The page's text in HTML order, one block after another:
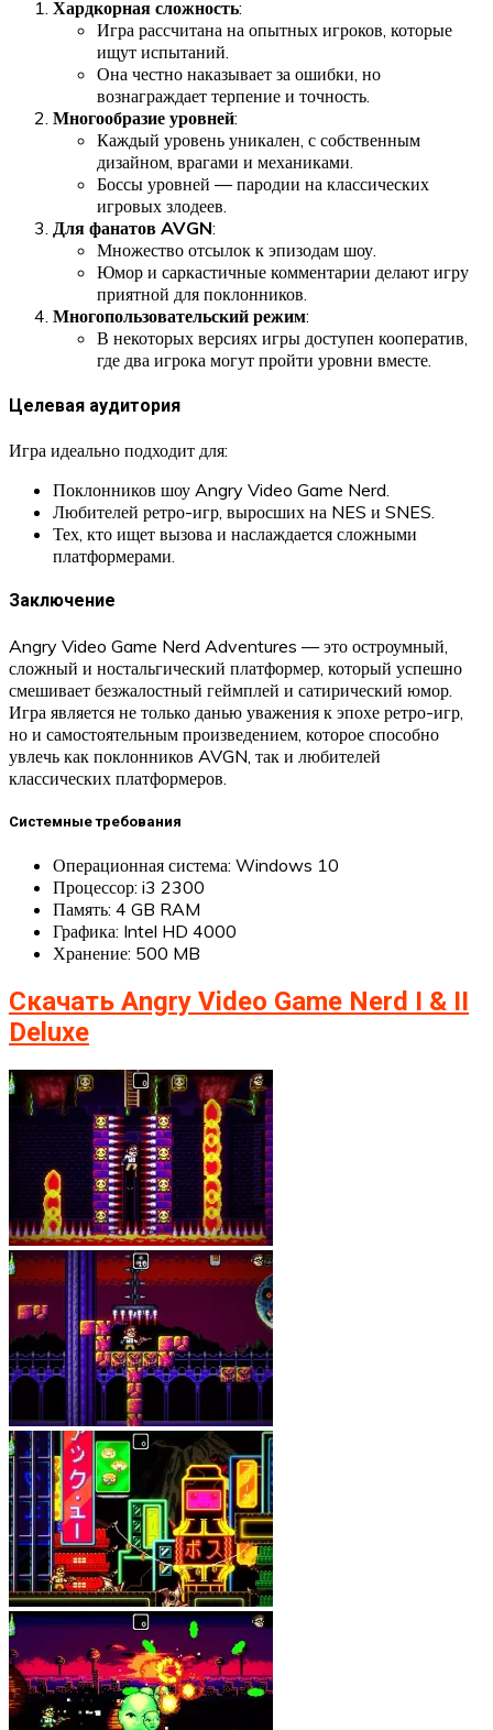
Хардкорная сложность:
Игра рассчитана на опытных игроков, которые
ищут испытаний.
Она честно наказывает за ошибки, но
вознаграждает терпение и точность.
Многообразие уровней:
Каждый уровень уникален, с собственным
дизайном, врагами и механиками.
Боссы уровней — пародии на классических
игровых злодеев.
Для фанатов AVGN:
Множество отсылок к эпизодам шоу.
Юмор и саркастичные комментарии делают игру
приятной для поклонников.
Многопользовательский режим:
В некоторых версиях игры доступен кооператив,
где два игрока могут пройти уровни вместе.
Целевая аудитория
Игра идеально подходит для:
Поклонников шоу Angry Video Game Nerd.
Любителей ретро-игр, выросших на NES и SNES.
Тех, кто ищет вызова и наслаждается сложными
платформерами.
Заключение
Angry Video Game Nerd Adventures — это остроумный,
сложный и ностальгический платформер, который успешно
смешивает безжалостный геймплей и сатирический юмор.
Игра является не только данью уважения к эпохе ретро-игр,
но и самостоятельным произведением, которое способно
увлечь как поклонников AVGN, так и любителей
классических платформеров.
Системные требования
Операционная система: Windows 10
Процессор: i3 2300
Память: 4 GB RAM
Графика: Intel HD 4000
Хранение: 500 MB
Скачать Angry Video Game Nerd I & II
Deluxe